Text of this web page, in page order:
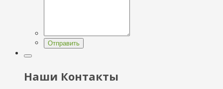
Отправить
Наши Контакты